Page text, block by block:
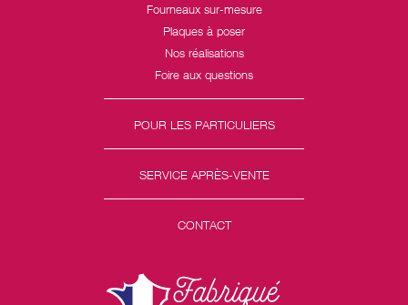
Fourneaux sur-mesure
Plaques à poser
Nos réalisations
Foire aux questions
POUR LES PARTICULIERS
SERVICE APRÈS-VENTE
CONTACT